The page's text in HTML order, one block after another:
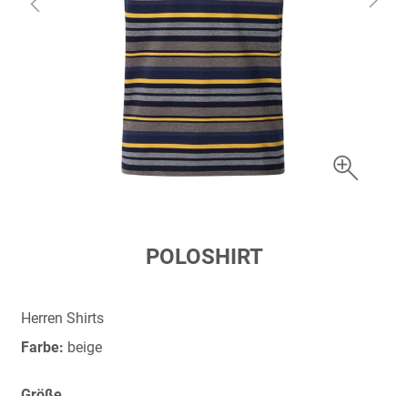
springen
POLOSHIRT
Herren Shirts
Farbe: beige